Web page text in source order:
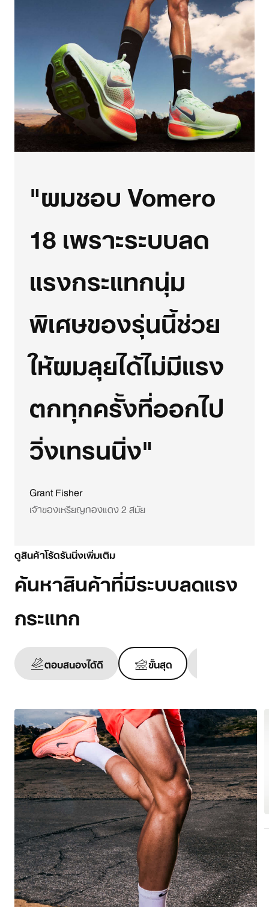
"ผมชอบ Vomero
18 เพราะระบบลด
แรงกระแทกนุ่ม
พิเศษของรุ่นนี้ช่วย
ให้ผมลุยได้ไม่มีแรง
ตกทุกครั้งที่ออกไป
วิ่งเทรนนิ่ง"
Grant Fisher
เจ้าของเหรียญทองแดง 2 สมัย
ดูสินค้าโร้ดรันนิ่งเพิ่มเติม
ค้นหาสินค้าที่มีระบบลดแรง
กระแทก
ตอบสนองได้ดี ขั้นสุด